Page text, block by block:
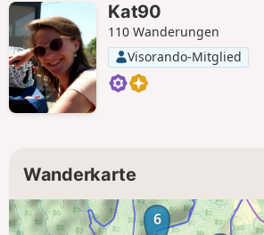
Kat90
110 Wanderungen
Visorando-Mitglied
Wanderkarte
6